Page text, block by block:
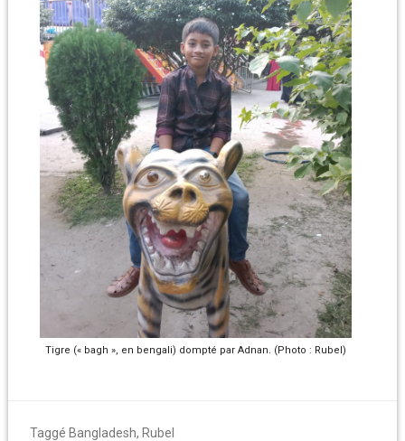
Tigre (« bagh », en bengali) dompté par Adnan. (Photo : Rubel)
Taggé Bangladesh, Rubel